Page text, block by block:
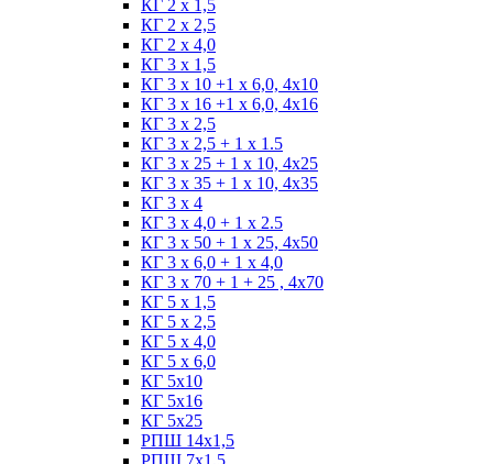
КГ 2 х 1,5
КГ 2 х 2,5
КГ 2 х 4,0
КГ 3 х 1,5
КГ 3 х 10 +1 x 6,0, 4х10
КГ 3 х 16 +1 x 6,0, 4х16
КГ 3 х 2,5
КГ 3 х 2,5 + 1 x 1.5
КГ 3 х 25 + 1 х 10, 4х25
КГ 3 х 35 + 1 x 10, 4х35
КГ 3 х 4
КГ 3 х 4,0 + 1 x 2.5
КГ 3 х 50 + 1 x 25, 4х50
КГ 3 х 6,0 + 1 x 4,0
КГ 3 х 70 + 1 + 25 , 4х70
КГ 5 х 1,5
КГ 5 х 2,5
КГ 5 х 4,0
КГ 5 х 6,0
КГ 5х10
КГ 5х16
КГ 5х25
РПШ 14х1,5
РПШ 7х1,5